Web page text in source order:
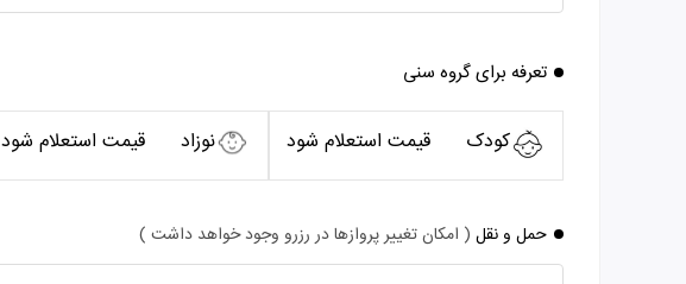
تعرفه برای گروه سنی
کودک قیمت استعلام شود نوزاد قیمت استعلام شود
حمل و نقل ( امکان تغییر پروازها در رزرو وجود خواهد داشت )